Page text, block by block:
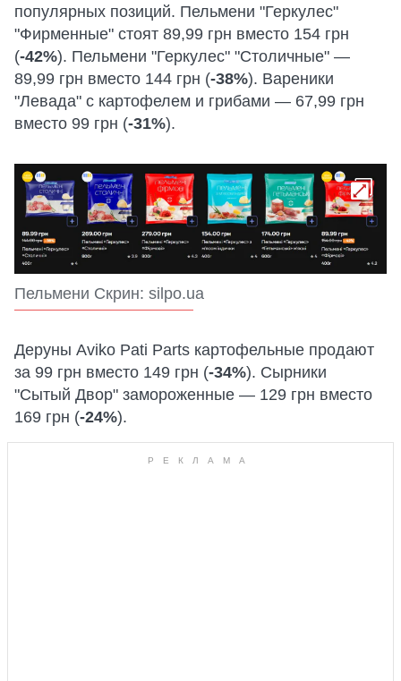
популярных позиций. Пельмени "Геркулес"
"Фирменные" стоят 89,99 грн вместо 154 грн
(-42%). Пельмени "Геркулес" "Столичные" —
89,99 грн вместо 144 грн (-38%). Вареники
"Левада" с картофелем и грибами — 67,99 грн
вместо 99 грн (-31%).
Пельмени Скрин: silpo.ua
Деруны Aviko Pati Parts картофельные продают
за 99 грн вместо 149 грн (-34%). Сырники
"Сытый Двор" замороженные — 129 грн вместо
169 грн (-24%).